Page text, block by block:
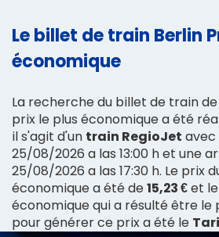
Le billet de train Berlin
économique
La recherche du billet de train
prix le plus économique a été
il s'agit d'un train RegioJet avec
25/08/2026 a las 13:00 h et une
25/08/2026 a las 17:30 h. Le prix
économique a été de15,23 €et
économique qui a résulté être le
pour générer ce prix a été le